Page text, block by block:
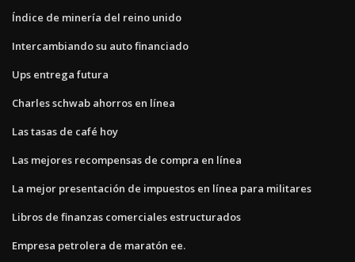
Índice de minería del reino unido
Intercambiando su auto financiado
Ups entrega futura
Charles schwab ahorros en línea
Las tasas de café hoy
Las mejores recompensas de compra en línea
La mejor presentación de impuestos en línea para militares
Libros de finanzas comerciales estructurados
Empresa petrolera de maratón ee.